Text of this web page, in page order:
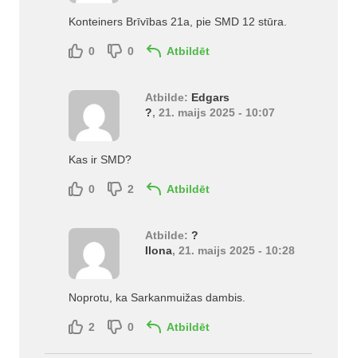
Konteiners Brīvības 21a, pie SMD 12 stūra.
0 0 Atbildēt
Atbilde: Edgars
?, 21. maijs 2025 - 10:07
Kas ir SMD?
0 2 Atbildēt
Atbilde: ?
Ilona, 21. maijs 2025 - 10:28
Noprotu, ka Sarkanmuižas dambis.
2 0 Atbildēt